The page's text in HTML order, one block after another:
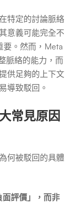
特定的討論脈絡
意義可能完全不
要。然而，Meta
脈絡的能力，而
供足夠的上下文
導致駁回。
常見原因
何被駁回的具體
面評價」，而非